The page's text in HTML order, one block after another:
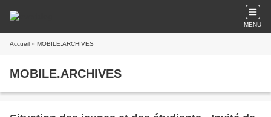
MENU
Accueil » MOBILE.ARCHIVES
MOBILE.ARCHIVES